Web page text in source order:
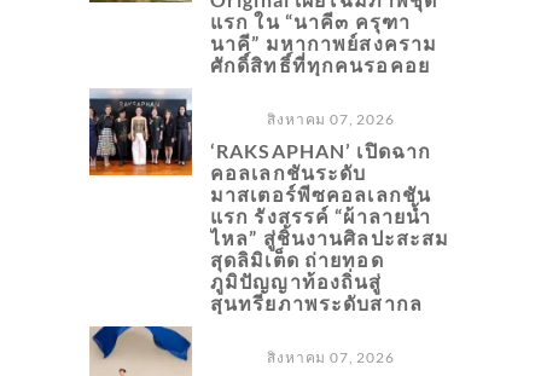
แรก ใน “นาคี๓ ครุฑา
นาคี” มหากาพย์สงคราม
ศักดิ์สิทธิ์ที่ทุกคนรอคอย
สิงหาคม 07, 2026
‘RAKSAPHAN’ เปิดฉาก
คอลเลกชันระดับ
มาสเตอร์พีซคอลเลกชัน
แรก รังสรรค์ “ผ้าลายน้ำ
ไหล” สู่ชิ้นงานศิลปะสะสม
สุดลิมิเต็ด ถ่ายทอด
ภูมิปัญญาท้องถิ่นสู่
สุนทรียภาพระดับสากล
สิงหาคม 07, 2026